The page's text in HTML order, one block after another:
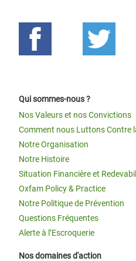
Qui sommes-nous ?
Nos Valeurs et nos Convictions
Comment nous Luttons Contre
Notre Organisation
Notre Histoire
Situation Financière et
Oxfam Policy & Practice
Notre Politique de Prévention
Questions Fréquentes
Alerte à l’Escroquerie
Nos domaines d'action